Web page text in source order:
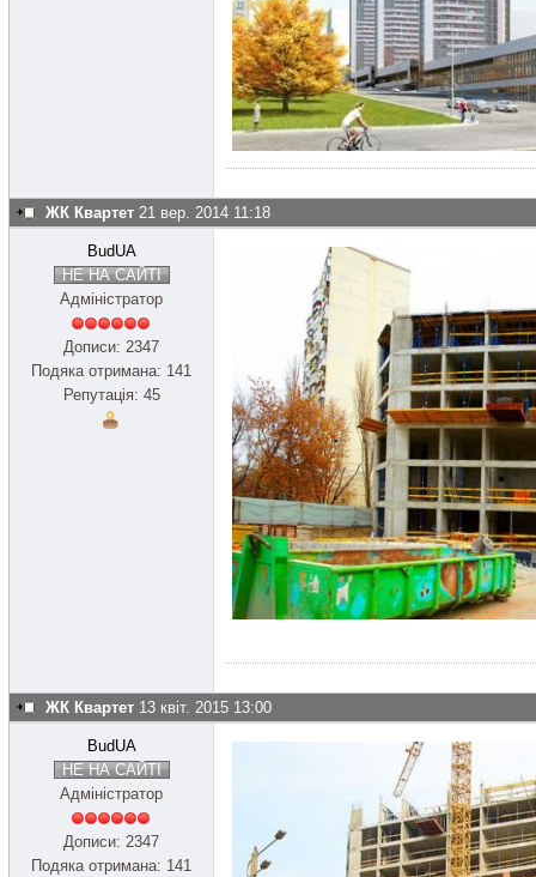
ЖК Квартет 21 вер. 2014 11:18
BudUA
НЕ НА САЙТІ
Адміністратор
Дописи: 2347
Подяка отримана: 141
Репутація: 45
ЖК Квартет 13 квіт. 2015 13:00
BudUA
НЕ НА САЙТІ
Адміністратор
Дописи: 2347
Подяка отримана: 141